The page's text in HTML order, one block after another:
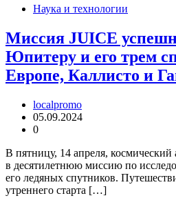
Наука и технологии
Миссия JUICE
Юпитеру и его трем
Европе, Каллисто и
localpromo
05.09.2024
0
В пятницу, 14 апреля, космический
в десятилетнюю миссию по
его ледяных спутников.
утреннего старта […]